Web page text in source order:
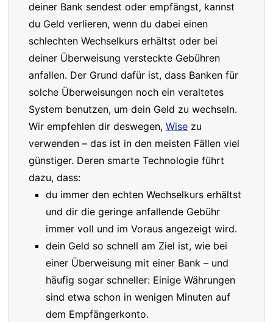
deiner Bank sendest oder empfängst, kannst
du Geld verlieren, wenn du dabei einen
schlechten Wechselkurs erhältst oder bei
deiner Überweisung versteckte Gebühren
anfallen. Der Grund dafür ist, dass Banken für
solche Überweisungen noch ein veraltetes
System benutzen, um dein Geld zu wechseln.
Wir empfehlen dir deswegen, Wise zu
verwenden – das ist in den meisten Fällen viel
günstiger. Deren smarte Technologie führt
dazu, dass:
du immer den echten Wechselkurs erhältst
und dir die geringe anfallende Gebühr
immer voll und im Voraus angezeigt wird.
dein Geld so schnell am Ziel ist, wie bei
einer Überweisung mit einer Bank – und
häufig sogar schneller: Einige Währungen
sind etwa schon in wenigen Minuten auf
dem Empfängerkonto.